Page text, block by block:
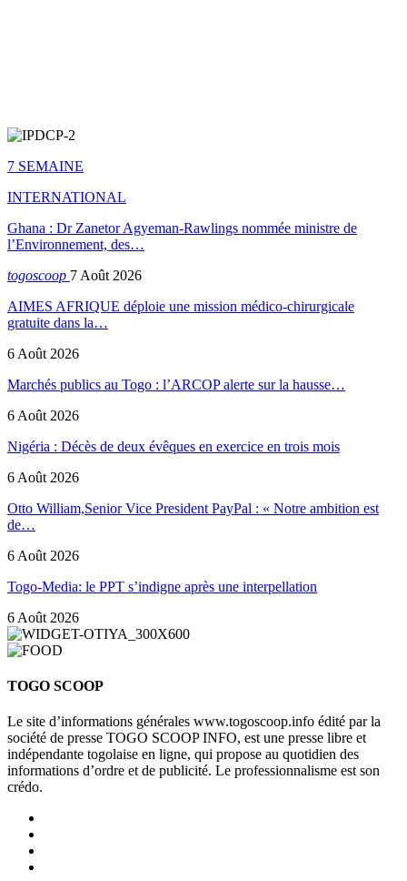
7 SEMAINE
INTERNATIONAL
Ghana : Dr Zanetor Agyeman-Rawlings nommée ministre de
l’Environnement, des…
togoscoop 7 Août 2026
AIMES AFRIQUE déploie une mission médico-chirurgicale
gratuite dans la…
6 Août 2026
Marchés publics au Togo : l’ARCOP alerte sur la hausse…
6 Août 2026
Nigéria : Décès de deux évêques en exercice en trois mois
6 Août 2026
Otto William,Senior Vice President PayPal : « Notre ambition est
de…
6 Août 2026
Togo-Media: le PPT s’indigne après une interpellation
6 Août 2026
TOGO SCOOP
Le site d’informations générales www.togoscoop.info édité par la
société de presse TOGO SCOOP INFO, est une presse libre et
indépendante togolaise en ligne, qui propose au quotidien des
informations d’ordre et de publicité. Le professionnalisme est son
crédo.